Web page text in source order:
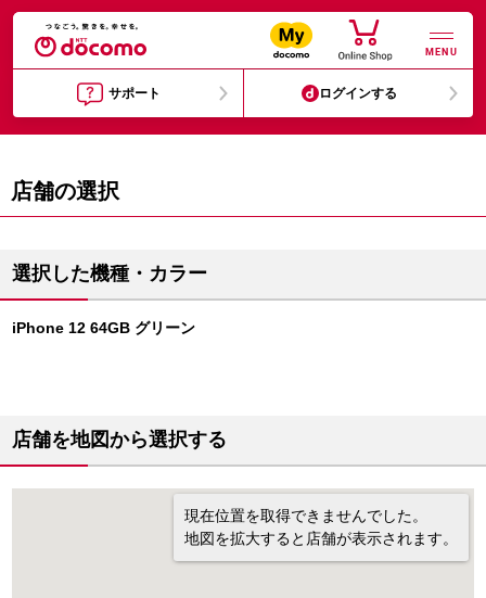
MENU
サポート ログインする
店舗の選択
選択した機種・カラー
iPhone 12 64GB グリーン
店舗を地図から選択する
現在位置を取得できませんでした。
地図を拡大すると店舗が表示されます。